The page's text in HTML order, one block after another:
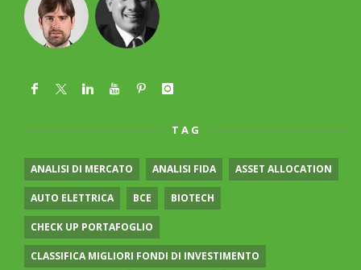
TAG
ANALISI DI MERCATO ANALISI FIDA ASSET ALLOCATION
AUTO ELETTRICA BCE BIOTECH
CHECK UP PORTAFOGLIO
CLASSIFICA MIGLIORI FONDI DI INVESTIMENTO